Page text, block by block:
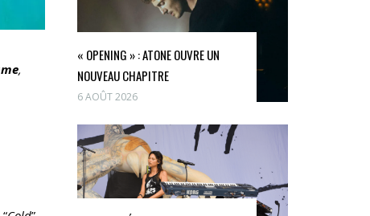
,
« OPENING » : ATONE OUVRE UN
NOUVEAU CHAPITRE
6 AOÛT 2026